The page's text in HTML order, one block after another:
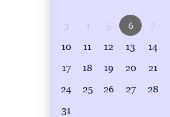
3
4 5 6 7
10
11 12 13 14
17
18 19 20 21
24
25 26 27 28
31